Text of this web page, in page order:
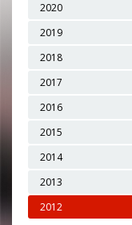
2020
2019
2018
2017
2016
2015
2014
2013
2012